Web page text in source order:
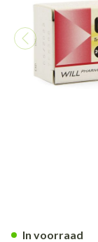
In voorraad